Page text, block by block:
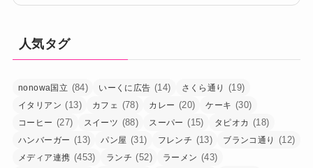
人気タグ
nonowa国立 (84) いーくに広告 (14) さくら通り (19)
イタリアン (13) カフェ (78) カレー (20) ケーキ (30)
コーヒー (27) スイーツ (88) スーパー (15) タピオカ (18)
ハンバーガー (13) パン屋 (31) フレンチ (13) ブランコ通り (12)
メディア連携 (453) ランチ (52) ラーメン (43)